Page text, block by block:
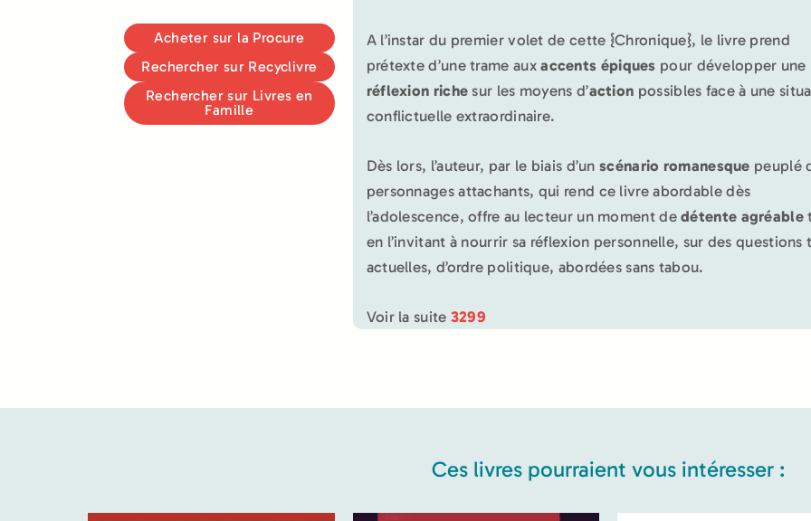
Acheter sur la Procure
Rechercher sur Recyclivre
Rechercher sur Livres en
Famille
A l’instar du premier volet de cette {Chronique}, le livre prend
prétexte d’une trame auxaccents épiques pour développer une
réflexion riche sur les moyens d’action possibles face à une
conflictuelle extraordinaire.
Dès lors, l’auteur, par le biais d’unscénario romanesque peuplé
personnages attachants, qui rend ce livre abordable dès
l’adolescence, offre au lecteur un moment dedétente agréable
en l’invitant à nourrir sa réflexion personnelle, sur des questions
actuelles, d’ordre politique, abordées sans tabou.
Voir la suite 3299
Ces livres pourraient vous intéresser :